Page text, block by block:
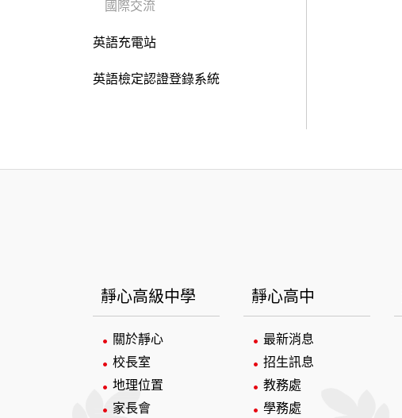
國際交流
英語充電站
英語檢定認證登錄系統
靜心高級中學
關於靜心
校長室
地理位置
家長會
靜心高中
最新消息
招生訊息
教務處
學務處